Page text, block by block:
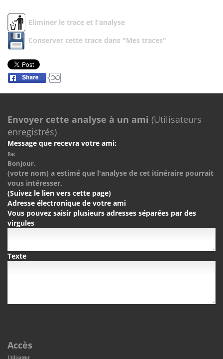
Eliminer le trace et l'analyse
Conserver cette trace dans "Mes traces"
Envoyer cette analyse à un ami (Utilisateurs
enregistrés)
Message que recevra votre ami:
Re:
Bonjour.
(votre nom) a estimé que l'analyse de cet itinéraire pourrait
vous intéresser.
(Suivez le lien vers cette page)
Adresse électronique de votre ami
Vous pouvez saisir plusieurs adresses séparées par des
virgules
Texte
Accès
Utilisateur